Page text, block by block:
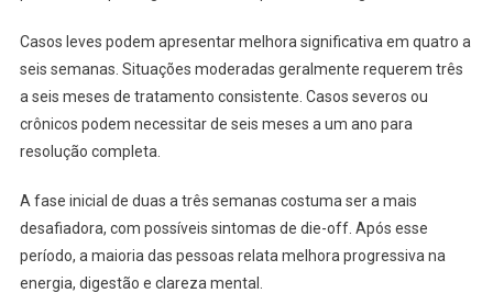
Casos leves podem apresentar melhora significativa em quatro a
seis semanas. Situações moderadas geralmente requerem três
a seis meses de tratamento consistente. Casos severos ou
crônicos podem necessitar de seis meses a um ano para
resolução completa.
A fase inicial de duas a três semanas costuma ser a mais
desafiadora, com possíveis sintomas de die-off. Após esse
período, a maioria das pessoas relata melhora progressiva na
energia, digestão e clareza mental.